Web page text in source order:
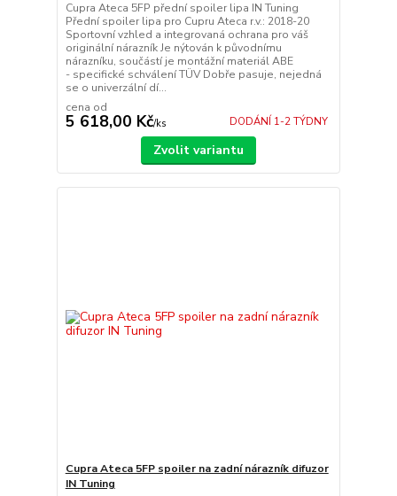
Cupra Ateca 5FP přední spoiler lipa IN Tuning
Přední spoiler lipa pro Cupru Ateca r.v.: 2018-20
Sportovní vzhled a integrovaná ochrana pro váš
originální nárazník Je nýtován k původnímu
nárazníku, součástí je montážní materiál ABE
- specifické schválení TÜV Dobře pasuje, nejedná
se o univerzální dí...
cena od
5 618,00 Kč/ks DODÁNÍ 1-2 TÝDNY
Zvolit variantu
Cupra Ateca 5FP spoiler na zadní nárazník difuzor
IN Tuning